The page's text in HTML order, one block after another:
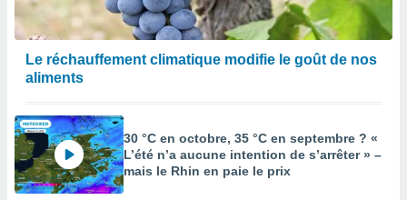
Le réchauffement climatique modifie le goût de nos
aliments
30 °C en octobre, 35 °C en septembre ? «
L’été n’a aucune intention de s’arrêter » –
mais le Rhin en paie le prix